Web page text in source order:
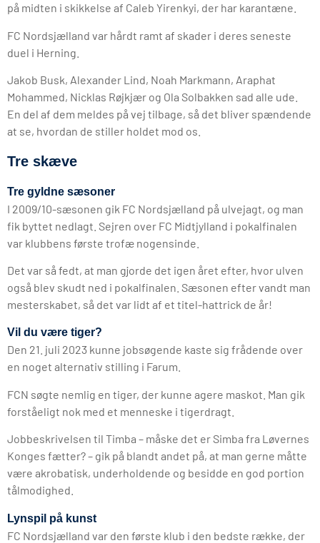
på midten i skikkelse af Caleb Yirenkyi, der har karantæne.
FC Nordsjælland var hårdt ramt af skader i deres seneste
duel i Herning.
Jakob Busk, Alexander Lind, Noah Markmann, Araphat
Mohammed, Nicklas Røjkjær og Ola Solbakken sad alle ude.
En del af dem meldes på vej tilbage, så det bliver spændende
at se, hvordan de stiller holdet mod os.
Tre skæve
Tre gyldne sæsoner
I 2009/10-sæsonen gik FC Nordsjælland på ulvejagt, og man
fik byttet nedlagt. Sejren over FC Midtjylland i pokalfinalen
var klubbens første trofæ nogensinde.
Det var så fedt, at man gjorde det igen året efter, hvor ulven
også blev skudt ned i pokalfinalen. Sæsonen efter vandt man
mesterskabet, så det var lidt af et titel-hattrick de år!
Vil du være tiger?
Den 21. juli 2023 kunne jobsøgende kaste sig frådende over
en noget alternativ stilling i Farum.
FCN søgte nemlig en tiger, der kunne agere maskot. Man gik
forståeligt nok med et menneske i tigerdragt.
Jobbeskrivelsen til Timba – måske det er Simba fra Løvernes
Konges fætter? – gik på blandt andet på, at man gerne måtte
være akrobatisk, underholdende og besidde en god portion
tålmodighed.
Lynspil på kunst
FC Nordsjælland var den første klub i den bedste række, der